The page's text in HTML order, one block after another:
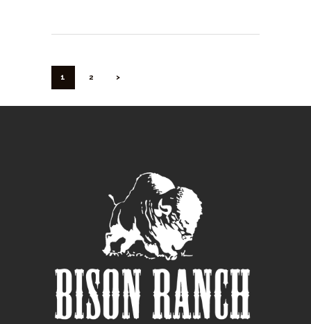
SEITE
1 SEITE
2 >